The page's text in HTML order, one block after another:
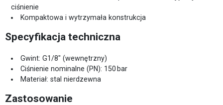
ciśnienie
Kompaktowa i wytrzymała konstrukcja
Specyfikacja techniczna
Gwint: G1/8" (wewnętrzny)
Ciśnienie nominalne (PN): 150 bar
Materiał: stal nierdzewna
Zastosowanie